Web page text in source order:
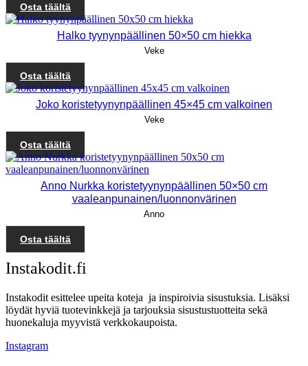
Osta täältä
Halko tyynynpäällinen 50×50 cm hiekka
Veke
Osta täältä
Joko koristetyynynpäällinen 45×45 cm valkoinen
Veke
Osta täältä
Anno Nurkka koristetyynynpäällinen 50×50 cm
vaaleanpunainen/luonnonvärinen
Anno
Osta täältä
Instakodit.fi
Instakodit esittelee upeita koteja ja inspiroivia sisustuksia. Lisäksi
löydät hyviä tuotevinkkejä ja tarjouksia sisustustuotteita sekä
huonekaluja myyvistä verkkokaupoista.
Instagram